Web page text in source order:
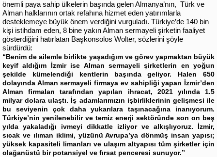
önemli paya sahip ülkelerin başında gelen Almanya’nın, Türk ve
Alman halklarının ortak refahına hizmet eden yatırımlarla
desteklemeye büyük önem verdiğini vurguladı. Türkiye’de 140 bin
kişi istihdam eden, 8 bine yakın Alman sermayeli şirketin faaliyet
gösterdiğini hatırlatan Başkonsolos Wolter, sözlerini şöyle
sürdürdü:
“Benim de ailemle birlikte yaşadığım ve görev yapmaktan büyük
keyif aldığım İzmir ise Alman sermayeli şirketlerin en yoğun
şekilde kümelendiği kentlerin başında geliyor. Halen 650
dolayında Alman sermayeli firmaya ev sahipliği yapan İzmir’den
Alman firmaları tarafından yapılan ihracat, 2021 yılında 1.5
milyar dolara ulaştı. İş adamlarımızın işbirliklerinin gelişmesi ile
bu seviyenin çok daha yukarılara taşınacağına inanıyorum.
Türkiye’nin yenilenebilir ve temiz enerji sektöründe son on beş
yılda yakaladığı ivmeyi dikkatle izliyor ve alkışlıyoruz. İzmir,
sıcak ve ılıman iklimi, yüzünü Avrupa’ya dönmüş insan yapısı;
yüksek kapasiteli limanları ve ulaşım altyapısı tüm şirketler için
olağanüstü bir potansiyel ve fırsat penceresi sunuyor.”